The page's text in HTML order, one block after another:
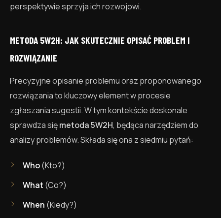
perspektywie sprzyja ich rozwojowi.
METODA 5W2H: JAK SKUTECZNIE OPISAĆ PROBLEM I
ROZWIĄZANIE
Precyzyjne opisanie problemu oraz proponowanego
rozwiązania to kluczowy element w procesie
zgłaszania sugestii. W tym kontekście doskonale
sprawdza sięmetoda 5W2H, będąca narzędziem do
analizy problemów. Składa się ona z siedmiu pytań:
Who(Kto?)
What (Co?)
When (Kiedy?)